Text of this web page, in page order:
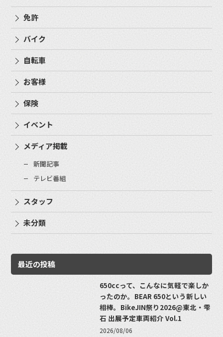
免許
バイク
自転車
お客様
保険
イベント
メディア掲載
新聞記事
テレビ番組
スタッフ
未分類
最近の投稿
650ccって、こんなに気軽で楽しか
ったのか。BEAR 650という新しい
相棒。BikeJIN祭り2026@東北・雫
石 出展予定車両紹介 Vol.1
2026/08/06